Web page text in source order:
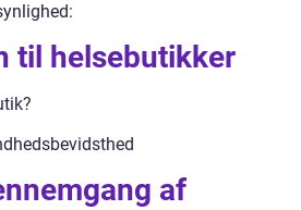
til helsebutikker
af